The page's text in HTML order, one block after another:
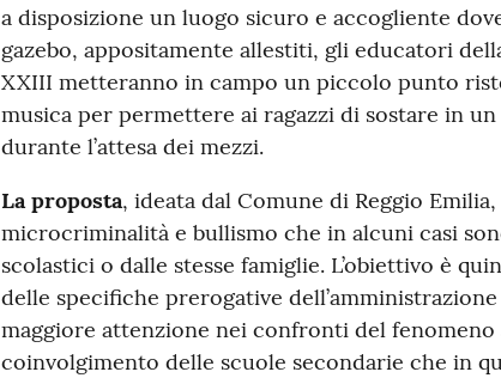
a disposizione un luogo sicuro e accogliente
gazebo, appositamente allestiti, gli educatori
XXIII metteranno in campo un piccolo punto
musica per permettere ai ragazzi di sostare in
durante l’attesa dei mezzi.
La proposta, ideata dal Comune di Reggio
microcriminalità e bullismo che in alcuni casi
scolastici o dalle stesse famiglie. L’obiettivo è
delle specifiche prerogative
maggiore attenzione nei confronti del fenomeno
coinvolgimento delle scuole secondarie che in